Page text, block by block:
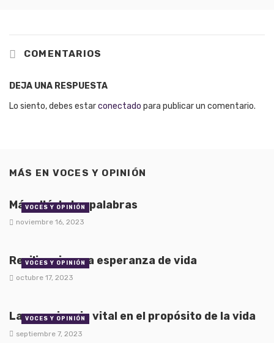
COMENTARIOS
DEJA UNA RESPUESTA
Lo siento, debes estarconectado para publicar un comentario.
MÁS EN VOCES Y OPINIÓN
Más allá de las palabras
noviembre 16, 2023
VOCES Y OPINIÓN
Resiliencia, una esperanza de vida
octubre 17, 2023
VOCES Y OPINIÓN
La experiencia vital en el propósito de la vida
septiembre 7, 2023
VOCES Y OPINIÓN